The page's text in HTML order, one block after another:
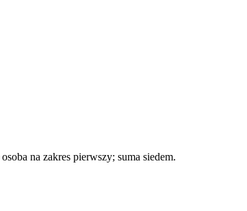
na zakres pierwszy; suma siedem.